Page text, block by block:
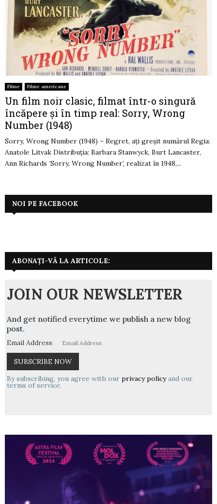
Filme Filme americane
Un film noir clasic, filmat într-o singură
încăpere și în timp real: Sorry, Wrong
Number (1948)
Sorry, Wrong Number (1948) – Regret, aţi greşit numărul Regia:
Anatole Litvak Distribuția: Barbara Stanwyck, Burt Lancaster,
Ann Richards ‘Sorry, Wrong Number’, realizat în 1948,...
NOI PE FACEBOOK
ABONAȚI-VĂ LA ARTICOLE:
JOIN OUR NEWSLETTER
And get notified everytime we publish a new blog
post.
Email Address
By subscribing, you agree with our privacy policyand our
terms of service.